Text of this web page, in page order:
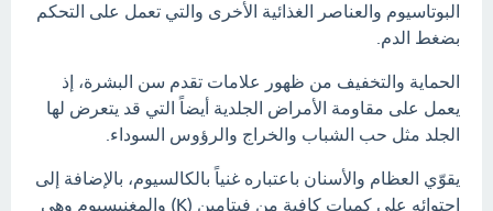
البوتاسيوم والعناصر الغذائية الأخرى والتي تعمل على التحكم
بضغط الدم.
الحماية والتخفيف من ظهور علامات تقدم سن البشرة، إذ
يعمل على مقاومة الأمراض الجلدية أيضاً التي قد يتعرض لها
الجلد مثل حب الشباب والخراج والرؤوس السوداء.
يقوّي العظام والأسنان باعتباره غنياً بالكالسيوم، بالإضافة إلى
احتوائه على كميات كافية من فيتامين (K) والمغنيسيوم وهي